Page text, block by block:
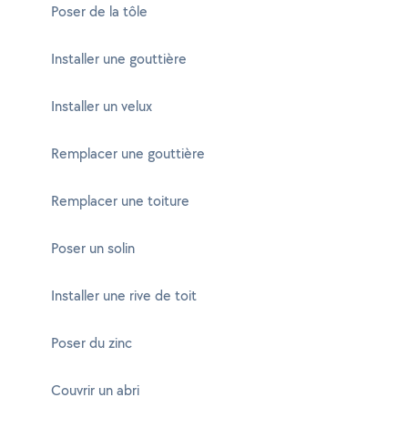
Poser de la tôle
Installer une gouttière
Installer un velux
Remplacer une gouttière
Remplacer une toiture
Poser un solin
Installer une rive de toit
Poser du zinc
Couvrir un abri